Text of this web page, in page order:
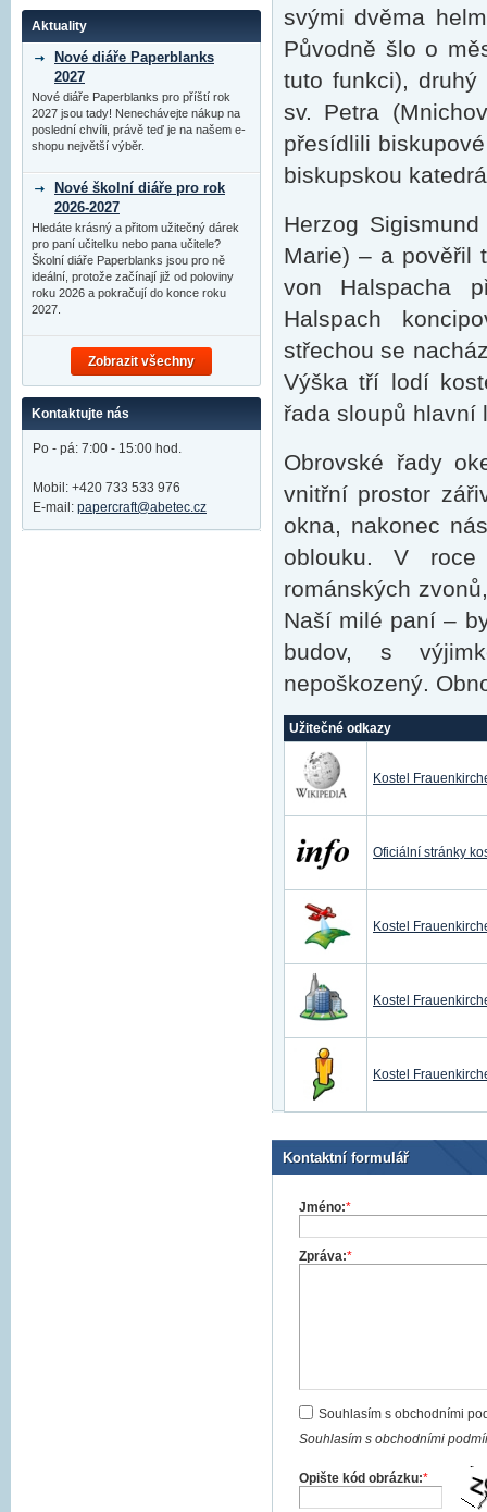
svými dvěma
Původně šlo o
tuto funkci),
sv. Petra
přesídlili
biskupskou
Herzog
Marie) – a pověřil
von Halspacha
Halspach
střechou se
Výška tří lodí
řada sloupů hlavní
Obrovské řady
vnitřní prostor
okna, nakonec
oblouku. V
románských
Naší milé paní –
budov, s
nepoškozený.
Užitečné odkazy
Kostel
Oficiální stránky
Kostel
Kostel
Kostel
Kontaktní formulář
Jméno:*
Zpráva:*
Souhlasím s obchodními
Souhlasím s obchodními
Opište kód obrázku:*
Aktuality
Nové diáře Paperblanks
2027
Nové diáře Paperblanks pro příští rok
2027 jsou tady! Nenechávejte nákup na
poslední chvíli, právě teď je na našem e-
shopu největší výběr.
Nové školní diáře pro rok
2026-2027
Hledáte krásný a přitom užitečný dárek
pro paní učitelku nebo pana učitele?
Školní diáře Paperblanks jsou pro ně
ideální, protože začínají již od poloviny
roku 2026 a pokračují do konce roku
2027.
Zobrazit všechny
Kontaktujte nás
Po - pá: 7:00 - 15:00 hod.
Mobil: +420 733 533 976
E-mail: papercraft@abetec.cz